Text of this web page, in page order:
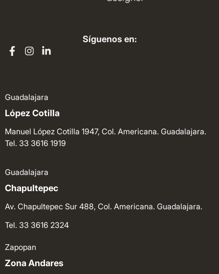
Síguenos en:
Guadalajara
López Cotilla
Manuel López Cotilla 1947, Col. Americana. Guadalajara.
Tel. 33 3616 1919
Guadalajara
Chapultepec
Av. Chapultepec Sur 488, Col. Americana. Guadalajara.
Tel. 33 3616 2324
Zapopan
Zona Andares